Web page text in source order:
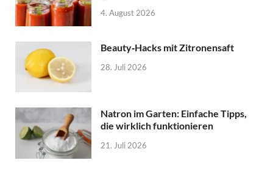
4. August 2026
Beauty‑Hacks mit Zitronensaft
28. Juli 2026
Natron im Garten: Einfache Tipps,
die wirklich funktionieren
21. Juli 2026